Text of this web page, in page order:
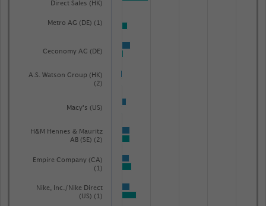
Empire Company (CA)
(1)
Direct Sales (HK)
Metro AG (DE) (1)
Ceconomy AG (DE)
A.S. Watson Group (HK)
(2)
Macy's (US)
H&M Hennes & Mauritz
AB (SE) (2)
Nike, Inc./Nike Direct
(US) (1)